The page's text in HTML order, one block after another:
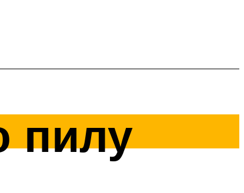
пилу